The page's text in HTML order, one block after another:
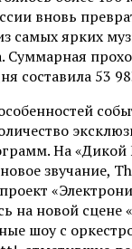
вновь
самых ярких
Суммарная
составила 53
На «Дикой
звучание,
на новой сцене
шоу с